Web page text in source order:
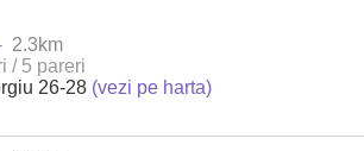
2.3km
/ 5 pareri
26-28 (vezi pe harta)